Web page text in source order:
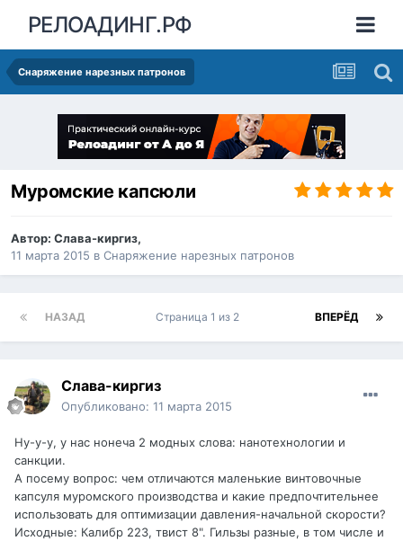
РЕЛОАДИНГ.РФ
Снаряжение нарезных патронов
Муромские капсюли
Автор: Слава-киргиз,
11 марта 2015 в Снаряжение нарезных патронов
НАЗАД ВПЕРЁД
Страница 1 из 2
Слава-киргиз
Опубликовано: 11 марта 2015
Ну-у-у, у нас нонеча 2 модных слова: нанотехнологии и
санкции.
А посему вопрос: чем отличаются маленькие винтовочные
капсуля муромского производства и какие предпочтительнее
использовать для оптимизации давления-начальной скорости?
Исходные: Калибр 223, твист 8". Гильзы разные, в том числе и